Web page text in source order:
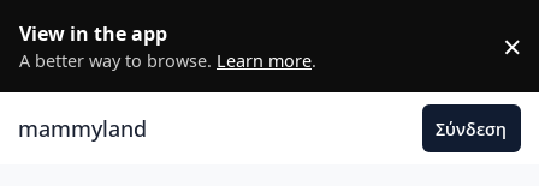
View in the app
A better way to browse. Learn more. ×
mammyland Σύνδεση